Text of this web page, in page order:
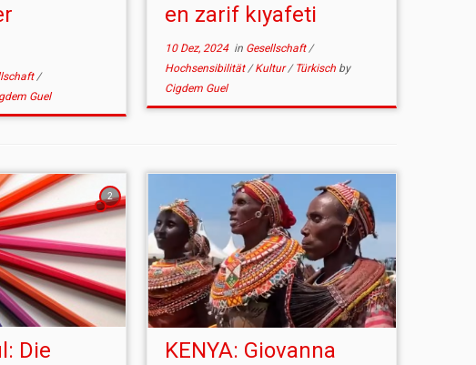
/
Guel
en zarif kıyafeti
10 Dez, 2024in Gesellschaft/
Hochsensibilität/Kultur/ Türkisch by
Cigdem Guel
2
Die
KENYA: Giovanna